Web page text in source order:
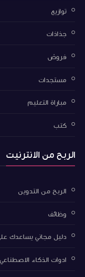
توازيع
جذاذات
فروض
مستجدات
مباراة التعليم
كتب
الربح من الانترنيت
الربح من التدوين
وظائف
دليل مجاني يساعدك
ادوات الذكاء الاصطناعي